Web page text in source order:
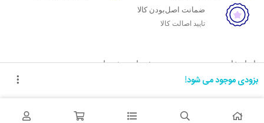
بزودی موجود می شود!
ضمانت اصل‌بودن کالا
تایید اصالت کالا
با ماه خانوم
اتاق خبر ماه خانوم
همکاری با سازمان‌ها
خدمات مشتریان
شرایط استفاده